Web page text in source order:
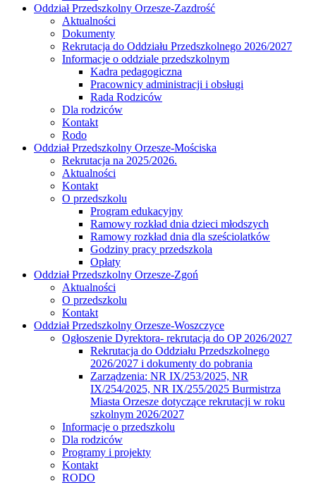
Oddział Przedszkolny Orzesze-Zazdrość
Aktualności
Dokumenty
Rekrutacja do Oddziału Przedszkolnego 2026/2027
Informacje o oddziale przedszkolnym
Kadra pedagogiczna
Pracownicy administracji i obsługi
Rada Rodziców
Dla rodziców
Kontakt
Rodo
Oddział Przedszkolny Orzesze-Mościska
Rekrutacja na 2025/2026.
Aktualności
Kontakt
O przedszkolu
Program edukacyjny
Ramowy rozkład dnia dzieci młodszych
Ramowy rozkład dnia dla sześciolatków
Godziny pracy przedszkola
Opłaty
Oddział Przedszkolny Orzesze-Zgoń
Aktualności
O przedszkolu
Kontakt
Oddział Przedszkolny Orzesze-Woszczyce
Ogłoszenie Dyrektora- rekrutacja do OP 2026/2027
Rekrutacja do Oddziału Przedszkolnego
2026/2027 i dokumenty do pobrania
Zarządzenia: NR IX/253/2025, NR
IX/254/2025, NR IX/255/2025 Burmistrza
Miasta Orzesze dotyczące rekrutacji w roku
szkolnym 2026/2027
Informacje o przedszkolu
Dla rodziców
Programy i projekty
Kontakt
RODO